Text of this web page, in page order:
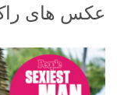
عکس های راک